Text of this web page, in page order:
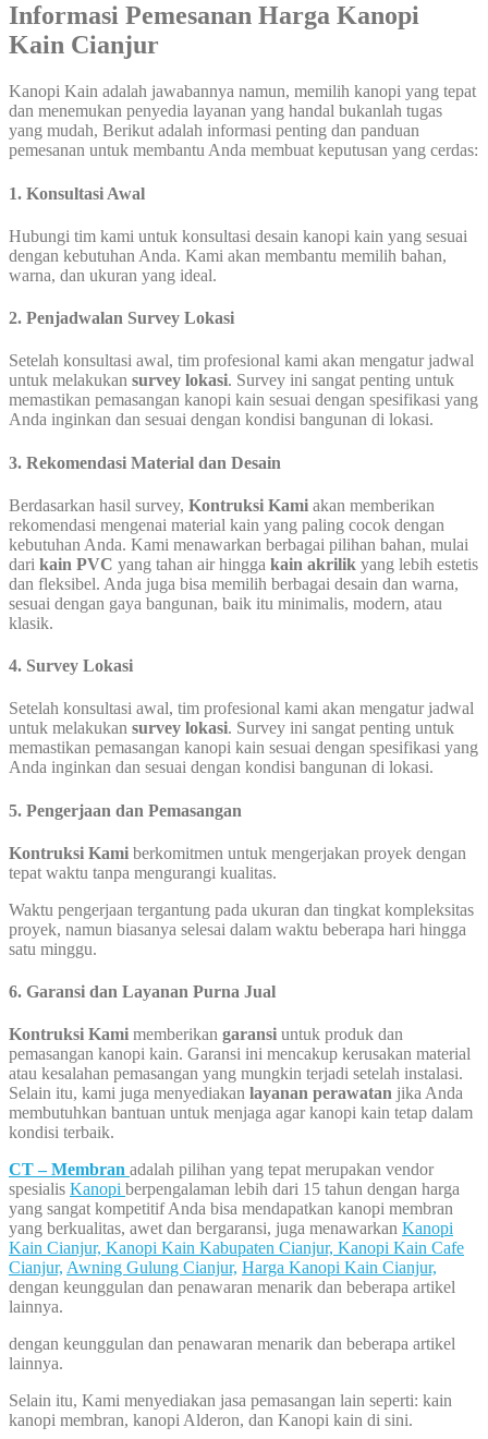
Informasi Pemesanan Harga Kanopi
Kain Cianjur
Kanopi Kain adalah jawabannya namun, memilih kanopi yang tepat
dan menemukan penyedia layanan yang handal bukanlah tugas
yang mudah, Berikut adalah informasi penting dan panduan
pemesanan untuk membantu Anda membuat keputusan yang cerdas:
1. Konsultasi Awal
Hubungi tim kami untuk konsultasi desain kanopi kain yang sesuai
dengan kebutuhan Anda. Kami akan membantu memilih bahan,
warna, dan ukuran yang ideal.
2. Penjadwalan Survey Lokasi
Setelah konsultasi awal, tim profesional kami akan mengatur jadwal
untuk melakukan survey lokasi. Survey ini sangat penting untuk
memastikan pemasangan kanopi kain sesuai dengan spesifikasi yang
Anda inginkan dan sesuai dengan kondisi bangunan di lokasi.
3. Rekomendasi Material dan Desain
Berdasarkan hasil survey, Kontruksi Kami akan memberikan
rekomendasi mengenai material kain yang paling cocok dengan
kebutuhan Anda. Kami menawarkan berbagai pilihan bahan, mulai
dari kain PVC yang tahan air hingga kain akrilik yang lebih estetis
dan fleksibel. Anda juga bisa memilih berbagai desain dan warna,
sesuai dengan gaya bangunan, baik itu minimalis, modern, atau
klasik.
4. Survey Lokasi
Setelah konsultasi awal, tim profesional kami akan mengatur jadwal
untuk melakukan survey lokasi. Survey ini sangat penting untuk
memastikan pemasangan kanopi kain sesuai dengan spesifikasi yang
Anda inginkan dan sesuai dengan kondisi bangunan di lokasi.
5. Pengerjaan dan Pemasangan
Kontruksi Kami berkomitmen untuk mengerjakan proyek dengan
tepat waktu tanpa mengurangi kualitas.
Waktu pengerjaan tergantung pada ukuran dan tingkat kompleksitas
proyek, namun biasanya selesai dalam waktu beberapa hari hingga
satu minggu.
6. Garansi dan Layanan Purna Jual
Kontruksi Kami memberikan garansi untuk produk dan
pemasangan kanopi kain. Garansi ini mencakup kerusakan material
atau kesalahan pemasangan yang mungkin terjadi setelah instalasi.
Selain itu, kami juga menyediakan layanan perawatan jika Anda
membutuhkan bantuan untuk menjaga agar kanopi kain tetap dalam
kondisi terbaik.
CT – Membran adalah pilihan yang tepat merupakan vendor
spesialis Kanopi berpengalaman lebih dari 15 tahun dengan harga
yang sangat kompetitif Anda bisa mendapatkan kanopi membran
yang berkualitas, awet dan bergaransi, juga menawarkan Kanopi
Kain Cianjur, Kanopi Kain Kabupaten Cianjur, Kanopi Kain Cafe
Cianjur, Awning Gulung Cianjur, Harga Kanopi Kain Cianjur,
dengan keunggulan dan penawaran menarik dan beberapa artikel
lainnya.
dengan keunggulan dan penawaran menarik dan beberapa artikel
lainnya.
Selain itu, Kami menyediakan jasa pemasangan lain seperti: kain
kanopi membran, kanopi Alderon, dan Kanopi kain di sini.